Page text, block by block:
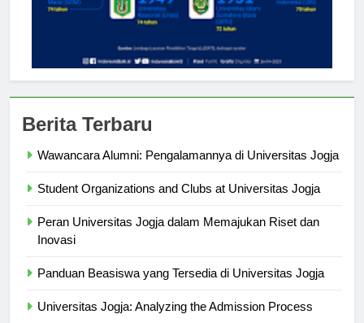
Berita Terbaru
Peran Universitas Jogja dalam Memajukan Riset dan